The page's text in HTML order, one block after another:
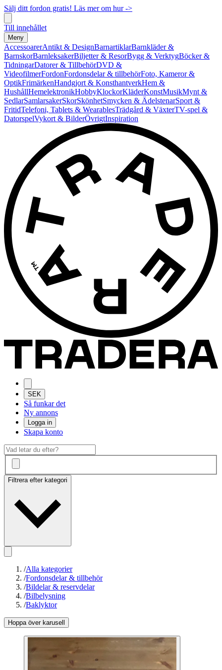
Sälj ditt fordon gratis! Läs mer om hur ->
Till innehållet
Meny
AccessoarerAntikt & DesignBarnartiklarBarnkläder &
BarnskorBarnleksakerBiljetter & ResorBygg & VerktygBöcker &
TidningarDatorer & TillbehörDVD &
VideofilmerFordonFordonsdelar & tillbehörFoto, Kameror &
OptikFrimärkenHandgjort & KonsthantverkHem &
HushållHemelektronikHobbyKlockorKläderKonstMusikMynt &
SedlarSamlarsakerSkorSkönhetSmycken & ÄdelstenarSport &
FritidTelefoni, Tablets & WearablesTrädgård & VäxterTV-spel &
DatorspelVykort & BilderÖvrigtInspiration
SEK
Så funkar det
Ny annons
Logga in
Skapa konto
Filtrera efter kategori
/Alla kategorier
/Fordonsdelar & tillbehör
/Bildelar & reservdelar
/Bilbelysning
/Baklyktor
Hoppa över karusell